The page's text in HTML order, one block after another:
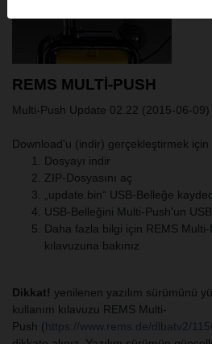
REMS MULTI-PUSH
Multi-Push Update 02.22 (2015-06-09)
Download'u (indir) gerçekleştirmek
Dosyayı indir
ZIP-Dosyasını aç
„update.bin“ USB-Belleğe
USB-Belleğini Multi-Push'un USB
Daha fazla bilgi için REMS
kılavuzuna bakınız
Dikkat! yenilenen yazılım sürümünü
kullanım kılavuzu REMS Multi-
Push (https://www.rems.de/dlbatv2/